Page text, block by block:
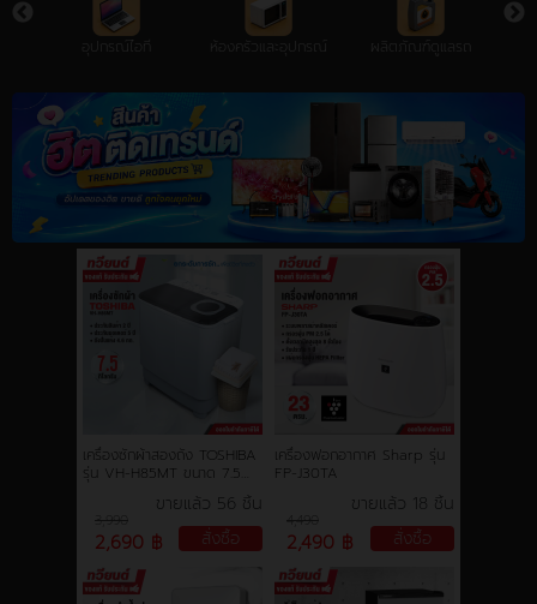
อุปกรณ์ไอที ห้องครัวและอุปกรณ์ ผลิตภัณฑ์ดูแลรถ
เครื่องซักผ้าสองถัง TOSHIBA
รุ่น VH-H85MT ขนาด 7.5
3,990
2,690 ฿
ขายแล้ว 56 ชิ้น
สั่งซื้อ
เครื่องฟอกอากาศ Sharp รุ่น
FP-J30TA
4,490
2,490 ฿
ขายแล้ว 18 ชิ้น
สั่งซื้อ
การซื้อของฉัน
แคตตาล็อค
การชำระเงิน
ขั้นตอนการสั่งซื้อ
คณะกรรมการบริหาร
การคืนเงินและคืนสินค้า
ทวียนต์ 53 สาขา
ผลงานของเรา